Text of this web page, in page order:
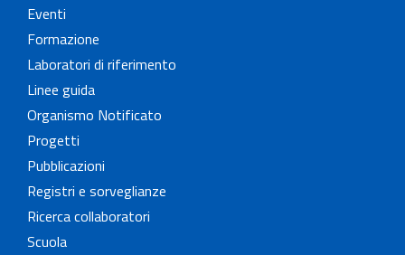
Eventi
Formazione
Laboratori di riferimento
Linee guida
Organismo Notificato
Progetti
Pubblicazioni
Registri e sorveglianze
Ricerca collaboratori
Scuola